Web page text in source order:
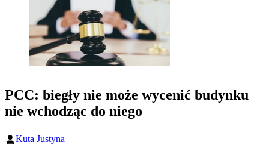
PCC: biegły nie może wycenić budynku
nie wchodząc do niego
Kuta Justyna